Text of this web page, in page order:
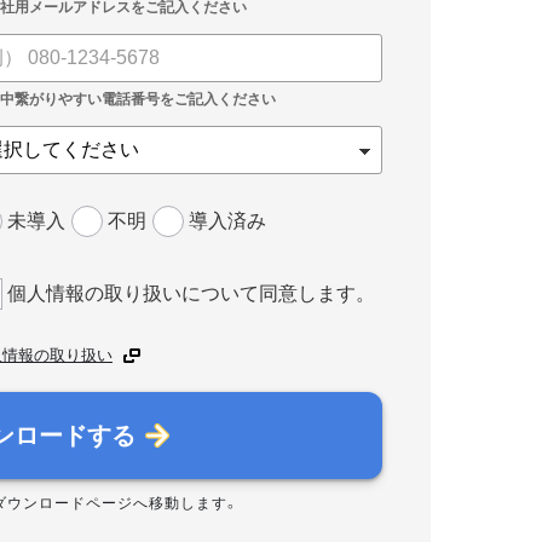
未導入 不明 導入済み
個人情報の取り扱いについて同意します。
報の取り扱い
ロードする
ウンロードページへ移動します。